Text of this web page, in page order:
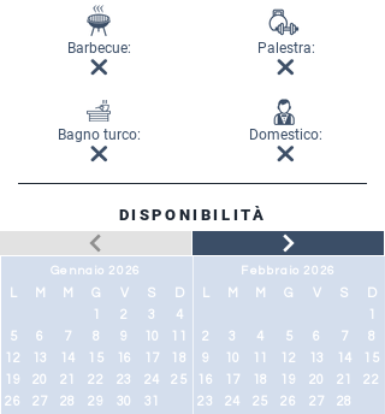
Barbecue:
Bagno turco:
Palestra:
Domestico:
DISPONIBILITÀ
Gennaio 2026
M M G V S
D
1
2 3
4
5
6 7 8 9 10
11
12
13 14 15 16 17
18
19
20 21 22 23 24
25
26
27 28 29 30 31
Febbraio 2026
M M G V S
D
1
2
3 4 5 6 7
8
9
10 11 12 13 14
15
16
17 18 19 20 21
22
23
24 25 26 27 28